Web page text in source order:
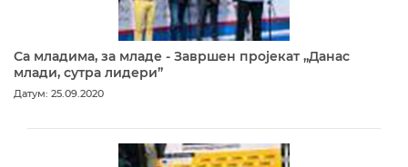
Са младима, за младе - Завршен пројекат „Данас
млади, сутра лидери”
Датум: 25.09.2020